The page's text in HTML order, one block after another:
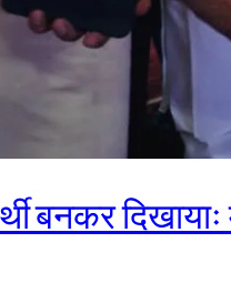
बनकर